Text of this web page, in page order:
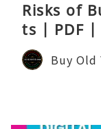
Risks of
ts | PDF |
Buy Old